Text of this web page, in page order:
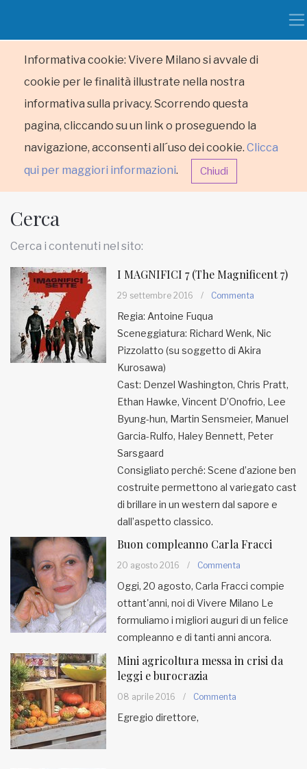
Informativa cookie: Vivere Milano si avvale di
cookie per le finalità illustrate nella nostra
informativa sulla privacy. Scorrendo questa
pagina, cliccando su un link o proseguendo la
navigazione, acconsenti all´uso dei cookie. Clicca
qui per maggiori informazioni. Chiudi
HOME
RUBRICHE
MUNICIPI
Inviateci le vostre segnalazioni
Fondato e diretto da Enzo De
EDB edizioni - Via Brivio angolo C.
Imbonati, 89 20159 Milano (Italia)
Informativa sulla privacy
Cerca
Cerca i contenuti nel sito:
I MAGNIFICI 7 (The Magnificent 7)
29 settembre 2016 / Commenta
Regia: Antoine Fuqua
Sceneggiatura: Richard Wenk, Nic
Pizzolatto (su soggetto di Akira
Kurosawa)
Cast: Denzel Washington, Chris Pratt,
Ethan Hawke, Vincent D’Onofrio, Lee
Byung-hun, Martin Sensmeier, Manuel
Garcia-Rulfo, Haley Bennett, Peter
Sarsgaard
Consigliato perché: Scene d’azione ben
costruite permettono al variegato cast
di brillare in un western dal sapore e
dall’aspetto classico.
Buon compleanno Carla Fracci
20 agosto 2016 / Commenta
Oggi, 20 agosto, Carla Fracci compie
ottant'anni, noi di Vivere Milano Le
formuliamo i migliori auguri di un felice
compleanno e di tanti anni ancora.
Mini agricoltura messa in crisi da
leggi e burocrazia
08 aprile 2016 / Commenta
Egregio direttore,